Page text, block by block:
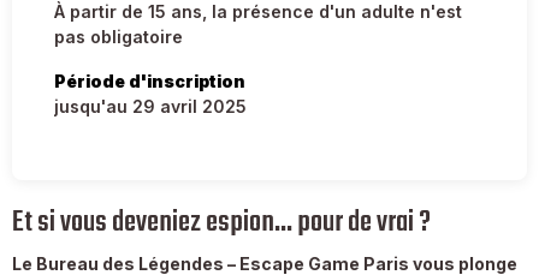
À partir de 15 ans, la présence d'un adulte n'est
pas obligatoire
Période d'inscription
jusqu'au 29 avril 2025
Et si vous deveniez espion… pour de vrai ?
Le Bureau des Légendes – Escape Game Paris vous plonge